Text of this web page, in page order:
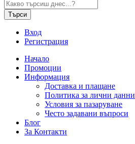
Търси
Вход
Регистрация
Начало
Промоции
Информация
Доставка и плащане
Политика за лични данни
Условия за пазаруване
Често задавани въпроси
Блог
За Контакти